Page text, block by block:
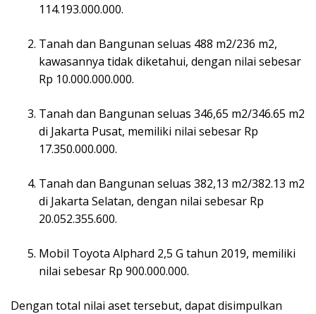
114.193.000.000.
Tanah dan Bangunan seluas 488 m2/236 m2,
kawasannya tidak diketahui, dengan nilai sebesar
Rp 10.000.000.000.
Tanah dan Bangunan seluas 346,65 m2/346.65 m2
di Jakarta Pusat, memiliki nilai sebesar Rp
17.350.000.000.
Tanah dan Bangunan seluas 382,13 m2/382.13 m2
di Jakarta Selatan, dengan nilai sebesar Rp
20.052.355.600.
Mobil Toyota Alphard 2,5 G tahun 2019, memiliki
nilai sebesar Rp 900.000.000.
Dengan total nilai aset tersebut, dapat disimpulkan